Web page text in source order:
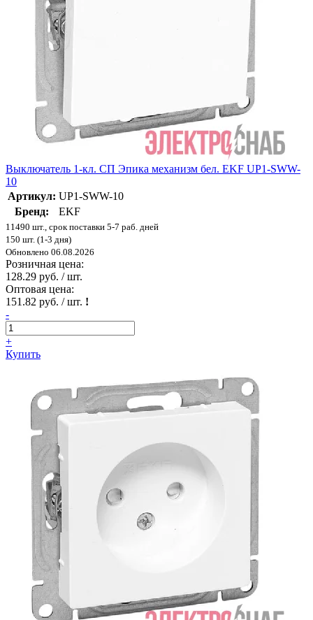
Выключатель 1-кл. СП Эпика механизм бел. EKF UP1-SWW-
10
Артикул: UP1-SWW-10
Бренд:
EKF
11490 шт., срок поставки 5-7 раб. дней
150 шт. (1-3 дня)
Обновлено 06.08.2026
Розничная цена:
128.29 руб. / шт.
Оптовая цена:
151.82 руб. / шт. !
-
+
Купить